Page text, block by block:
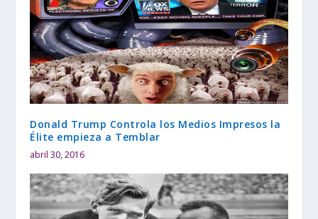
Donald Trump Controla los Medios Impresos la
Élite empieza a Temblar
abril 30, 2016